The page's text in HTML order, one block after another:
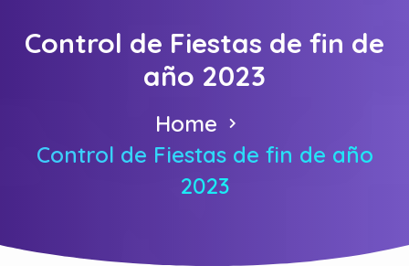
Control de Fiestas de fin de
año 2023
Home
Control de Fiestas de fin de año
2023